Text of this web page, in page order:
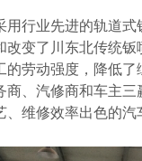
用行业先进的轨道
改变了川东北传统
的劳动强度，降低
商、汽修商和车主三
、维修效率出色的汽